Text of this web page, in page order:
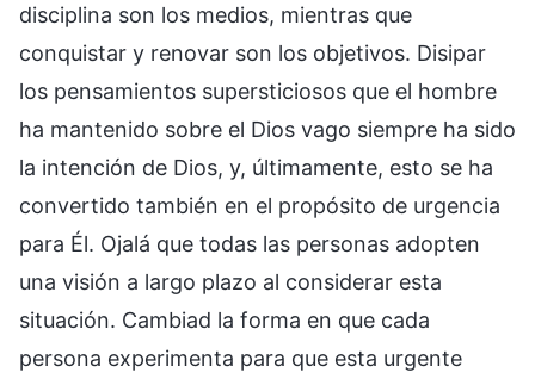
disciplina son los medios, mientras que
conquistar y renovar son los objetivos. Disipar
los pensamientos supersticiosos que el hombre
ha mantenido sobre el Dios vago siempre ha sido
la intención de Dios, y, últimamente, esto se ha
convertido también en el propósito de urgencia
para Él. Ojalá que todas las personas adopten
una visión a largo plazo al considerar esta
situación. Cambiad la forma en que cada
persona experimenta para que esta urgente